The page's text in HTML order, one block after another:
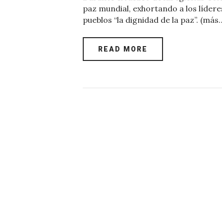
c
e
b
o
k
it
te
r
at
s
A
p
er
es
t
k
e
ai
l
paz mundial, exhortando a los
pueblos “la dignidad de la paz”.
READ MORE